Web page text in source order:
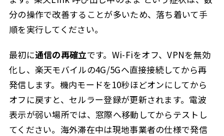
分の操作で改善することが多いため、落ち着いて手
順を実行してください。
最初に通信の再確立です。Wi-Fiをオフ、VPNを無効
化し、楽天モバイルの4G/5Gへ直接接続してから再
発信します。機内モードを10秒ほどオンにしてから
オフに戻すと、セルラー登録が更新されます。電波
表示が弱い場所では、窓際へ移動してからテストし
てください。海外滞在中は現地事業者の仕様で発信